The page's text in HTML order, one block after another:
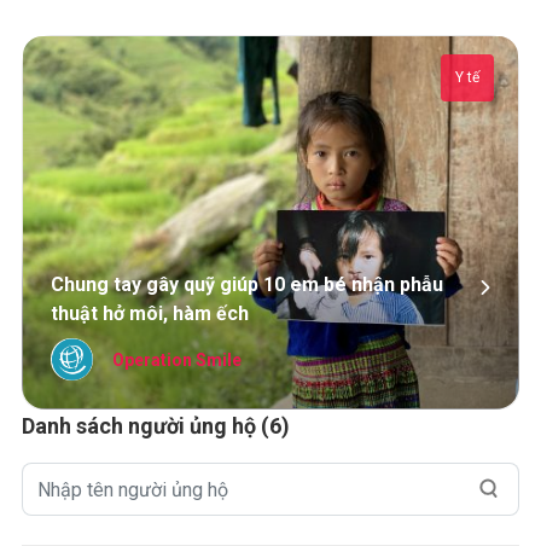
Y tế
Chung tay gây quỹ giúp 10 em bé nhận phẫu
thuật hở môi, hàm ếch
Operation Smile
Danh sách người ủng hộ (6)